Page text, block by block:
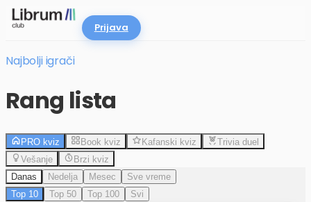
Prijava
Najbolji igrači
Rang lista
PRO kviz Book kviz Kafanski kviz
Trivia duel
Vešanje
Brzi kviz
Danas
Nedelja Mesec
Sve vreme
Top 10
Top 50 Top 100 Svi